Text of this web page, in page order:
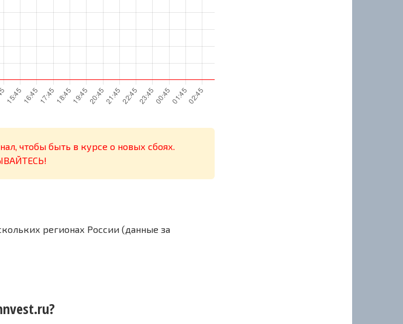
чтобы быть в курсе о новых сбоях.
регионах России (данные за